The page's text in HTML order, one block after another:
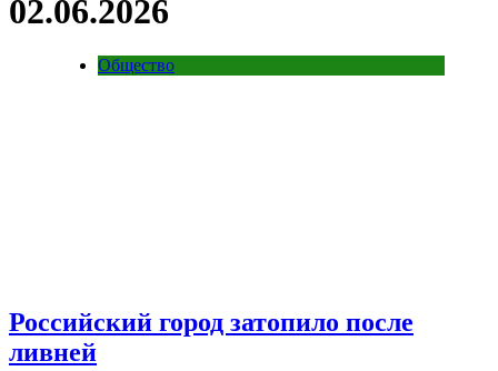
02.06.2026
Общество
Российский город затопило после
ливней